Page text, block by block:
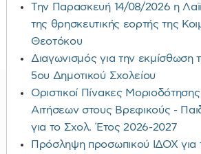
Την Παρασκευή 14/08/2026 η
της θρησκευτικής εορτής της
Θεοτόκου
Διαγωνισμός για την εκμίσθωση
5ου Δημοτικού Σχολείου
Οριστικοί Πίνακες
Αιτήσεων στους Βρεφικούς -
για το Σχολ. Έτος 2026-2027
Πρόσληψη προσωπικού ΙΔΟΧ για